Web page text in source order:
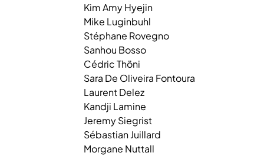
KimAmy Hyejin
Mike Luginbuhl
Stéphane Rovegno
Sanhou Bosso
CédricThöni
Sara De Oliveira Fontoura
LaurentDelez
Kandji Lamine
JeremySiegrist
SébastianJuillard
Morgane Nuttall